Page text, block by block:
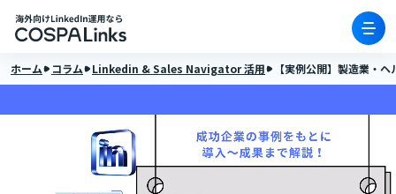
ホーム コラム Linkedin & Sales Navigator 活用 【実例公開】製造業・